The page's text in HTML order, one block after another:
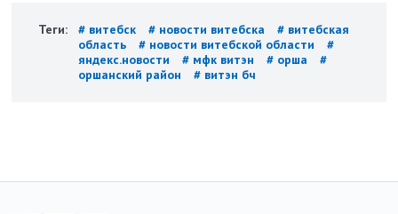
Теги: # витебск # новости витебска
# витебская
область
# новости витебской области
#
яндекс.новости
# мфк витэн # орша
#
оршанский район
# витэн бч